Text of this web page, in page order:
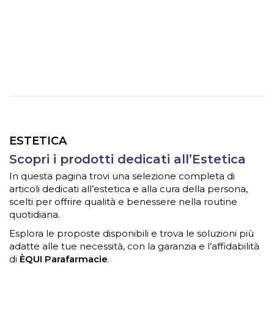
ESTETICA
Scopri i prodotti dedicati all’Estetica
In questa pagina trovi una selezione completa di
articoli dedicati all’estetica e alla cura della persona,
scelti per offrire qualità e benessere nella routine
quotidiana.
Esplora le proposte disponibili e trova le soluzioni più
adatte alle tue necessità, con la garanzia e l’affidabilità
di ÈQUI Parafarmacie.